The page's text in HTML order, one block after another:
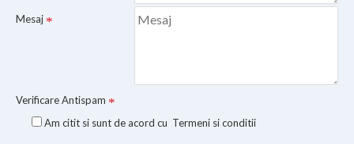
Mesaj
Verificare Antispam
Am citit si sunt de acord cu Termeni si conditii